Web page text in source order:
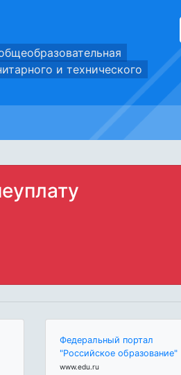
и технического
Федеральный портал
"Российское образование"
www.edu.ru